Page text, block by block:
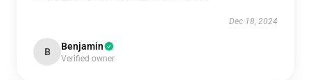
Dec 18, 2024
B Benjamin
Verified owner